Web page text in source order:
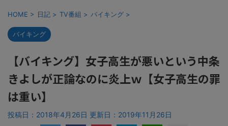
HOME > 日記 > TV番組 > バイキング >
バイキング
【バイキング】女子高生が悪いという中条
きよしが正論なのに炎上ｗ【女子高生の罪
は重い】
投稿日：2018年4月26日 更新日： 2019年11月26日